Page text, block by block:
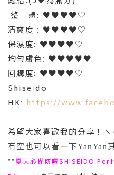
整 體: ♥♥♥♥♡
清爽度 : ♥♥♥♥♡
保濕度: ♥♥♥♥♡
均勻膚色: ♥♥♥♥♥
回購度: ♥♥♥♥♡
Shiseido
HK: https://
希望大家喜歡我的分享
有空也可以看一下YanYan
** 夏天必備防曬SHISEIDO